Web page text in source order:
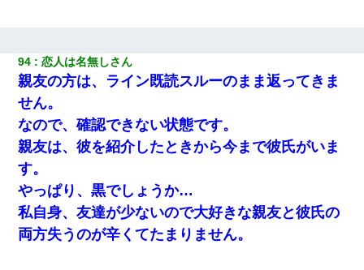
94 恋人は名無しさん
親友の方は、ライン既読スルーのまま返ってきま
せん。
なので、確認できない状態です。
親友は、彼を紹介したときから今まで彼氏がいま
す。
やっぱり、黒でしょうか…
私自身、友達が少ないので大好きな親友と彼氏の
両方失うのが辛くてたまりません。